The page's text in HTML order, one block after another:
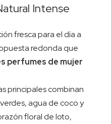
Intense
fresca para el día a
redonda que
perfumes de mujer
principales combinan
agua de coco y
floral de loto,